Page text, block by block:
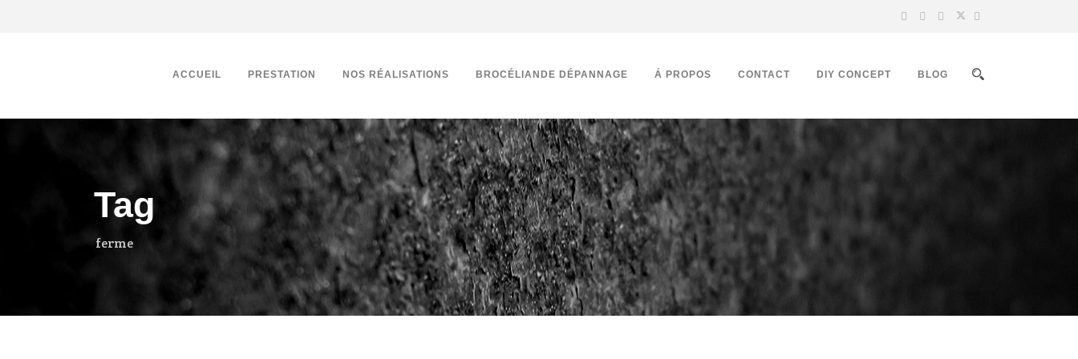
ACCUEIL PRESTATION NOS RÉALISATIONS BROCÉLIANDE DÉPANNAGE Á PROPOS CONTACT DIY CONCEPT BLOG
Tag
ferme